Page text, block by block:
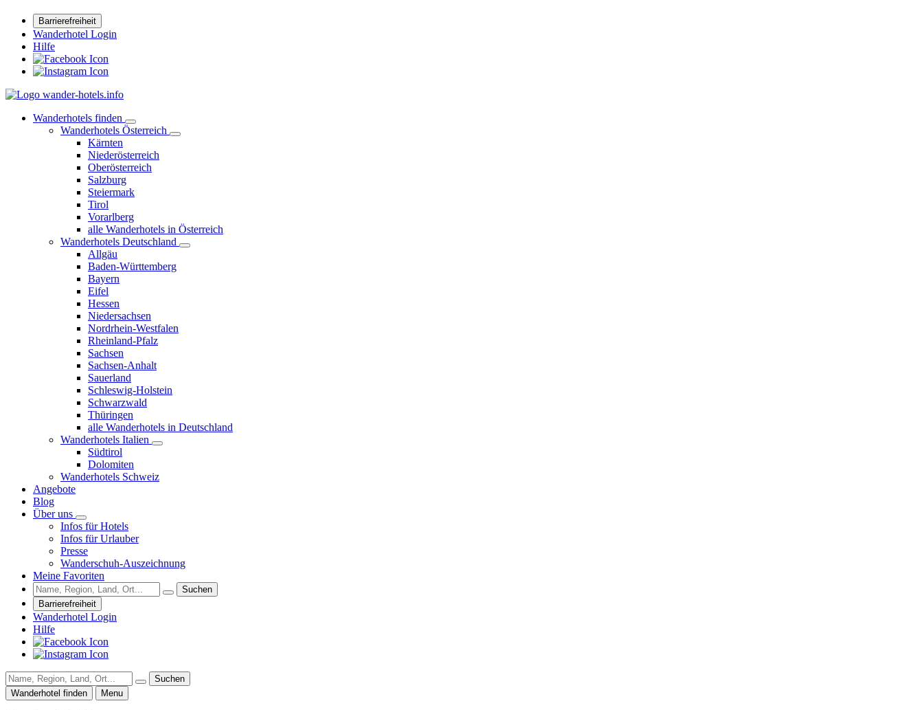
Barrierefreiheit
Wanderhotel Login
Hilfe
Wanderhotels finden
Wanderhotels Österreich
Kärnten
Niederösterreich
Oberösterreich
Salzburg
Steiermark
Tirol
Vorarlberg
alle Wanderhotels in Österreich
Wanderhotels Deutschland
Allgäu
Baden-Württemberg
Bayern
Eifel
Hessen
Niedersachsen
Nordrhein-Westfalen
Rheinland-Pfalz
Sachsen
Sachsen-Anhalt
Sauerland
Schleswig-Holstein
Schwarzwald
Thüringen
alle Wanderhotels in Deutschland
Wanderhotels Italien
Südtirol
Dolomiten
Wanderhotels Schweiz
Angebote
Blog
Über uns
Infos für Hotels
Infos für Urlauber
Presse
Wanderschuh-Auszeichnung
Meine Favoriten
Suchen
Barrierefreiheit
Wanderhotel Login
Hilfe
Suchen
Wanderhotel finden
Menu